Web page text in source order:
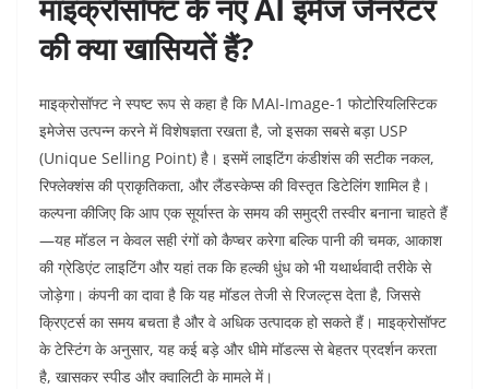
माइक्रोसॉफ्ट के नए AI इमेज जेनरेटर
की क्या खासियतें हैं?
माइक्रोसॉफ्ट ने स्पष्ट रूप से कहा है कि MAI-Image-1 फोटोरियलिस्टिक
इमेजेस उत्पन्न करने में विशेषज्ञता रखता है, जो इसका सबसे बड़ा USP
(Unique Selling Point) है। इसमें लाइटिंग कंडीशंस की सटीक नकल,
रिफ्लेक्शंस की प्राकृतिकता, और लैंडस्केप्स की विस्तृत डिटेलिंग शामिल है।
कल्पना कीजिए कि आप एक सूर्यास्त के समय की समुद्री तस्वीर बनाना चाहते हैं
—यह मॉडल न केवल सही रंगों को कैप्चर करेगा बल्कि पानी की चमक, आकाश
की ग्रेडिएंट लाइटिंग और यहां तक कि हल्की धुंध को भी यथार्थवादी तरीके से
जोड़ेगा। कंपनी का दावा है कि यह मॉडल तेजी से रिजल्ट्स देता है, जिससे
क्रिएटर्स का समय बचता है और वे अधिक उत्पादक हो सकते हैं। माइक्रोसॉफ्ट
के टेस्टिंग के अनुसार, यह कई बड़े और धीमे मॉडल्स से बेहतर प्रदर्शन करता
है, खासकर स्पीड और क्वालिटी के मामले में।